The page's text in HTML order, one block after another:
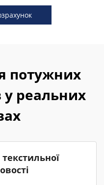
потужних
у реальних